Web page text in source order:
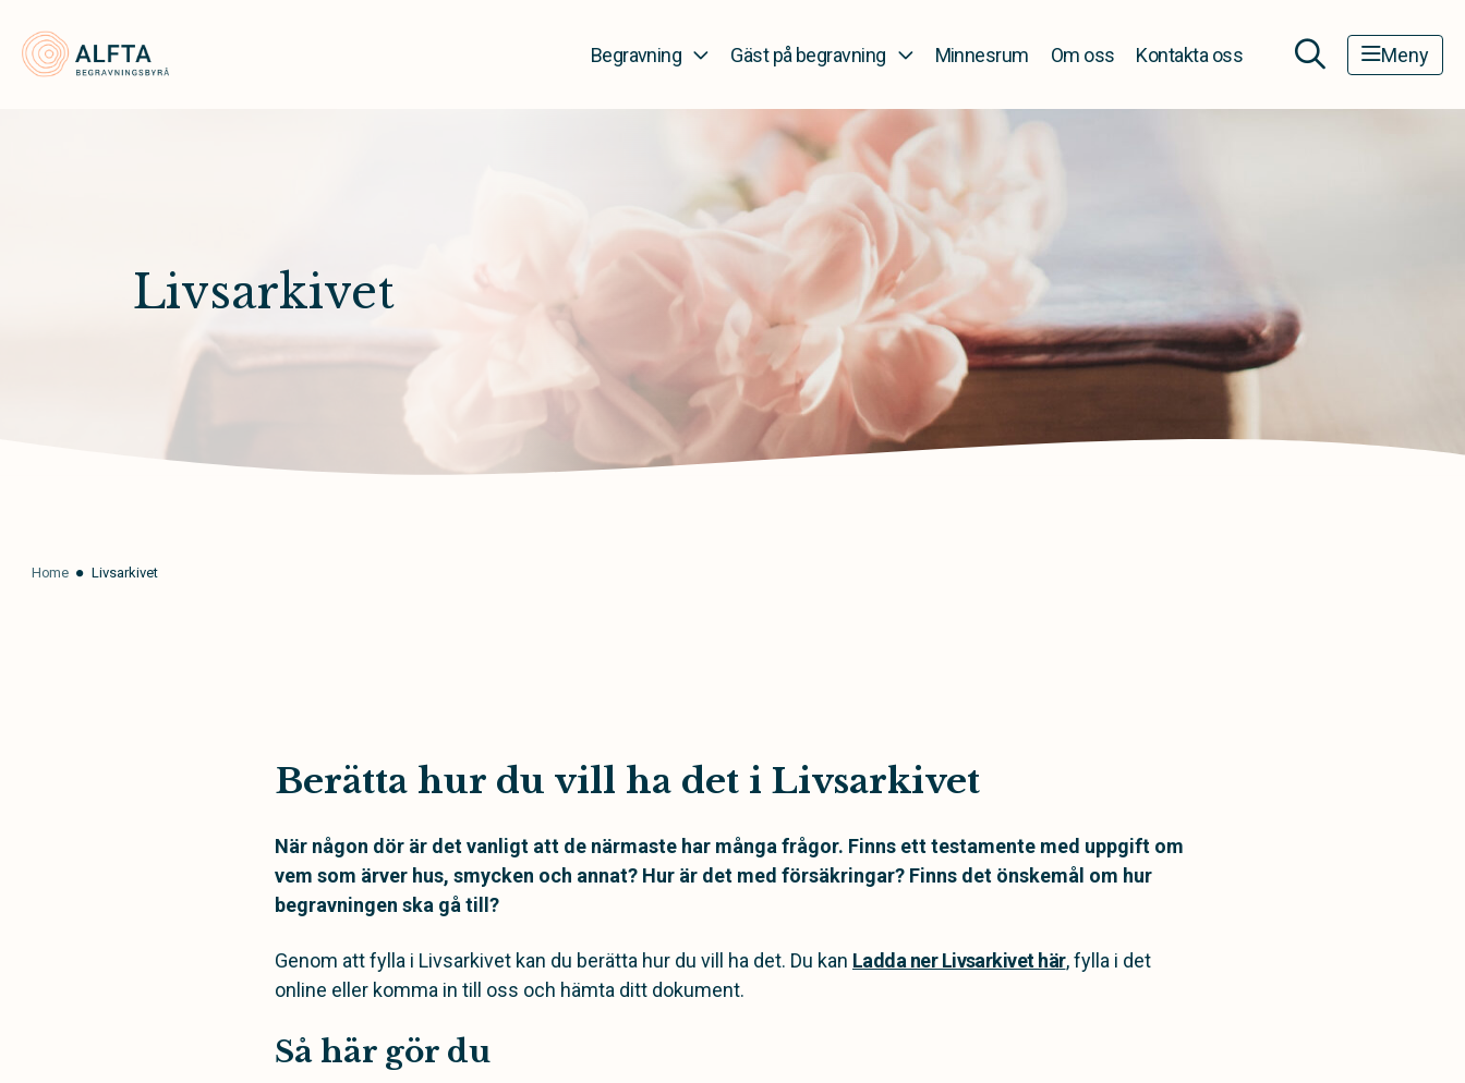
Begravning Gäst på begravning Minnesrum Om oss Kontakta oss Meny
Livsarkivet
Home Livsarkivet
Berätta hur du vill ha det i Livsarkivet
När någon dör är det vanligt att de närmaste har många frågor. Finns ett testamente med uppgift om
vem som ärver hus, smycken och annat? Hur är det med försäkringar? Finns det önskemål om hur
begravningen ska gå till?
Genom att fylla i Livsarkivet kan du berätta hur du vill ha det. Du kan Ladda ner Livsarkivet här, fylla i det
online eller komma in till oss och hämta ditt dokument.
Så här gör du